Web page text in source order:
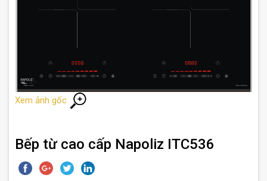
Xem ảnh gốc
Bếp từ cao cấp Napoliz ITC536